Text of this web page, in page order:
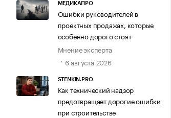
МЕДИКАПРО
Ошибки руководителей в
проектных продажах, которые
особенно дорого стоят
Мнение эксперта
6 августа 2026
STENKIN.PRO
Как технический надзор
предотвращает дорогие ошибки
при строительстве